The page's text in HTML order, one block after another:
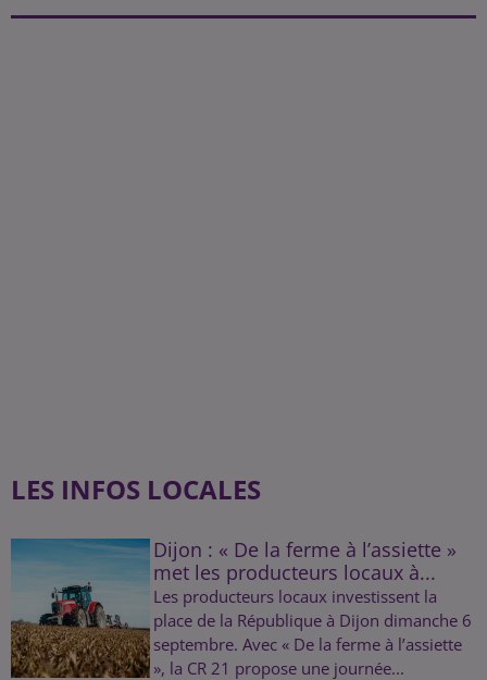
LES INFOS LOCALES
Dijon : « De la ferme à l’assiette »
met les producteurs locaux à...
Les producteurs locaux investissent la
place de la République à Dijon dimanche 6
septembre. Avec « De la ferme à l’assiette
», la CR 21 propose une journée...